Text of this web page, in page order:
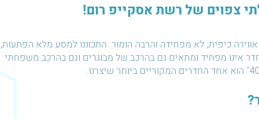
צפוים של רשת אסקייפ רום!
עם אווירה כיפית, לא מפחידה והרבה הומור. התכוננו למסע מלא הפתעות,
אינו מפחיד ומתאים גם בהרכב של מבוגרים וגם בהרכב משפחתי